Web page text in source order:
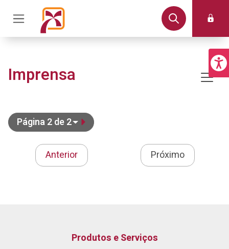
Imprensa
Página 2 de 2
Anterior Próximo
Produtos e Serviços